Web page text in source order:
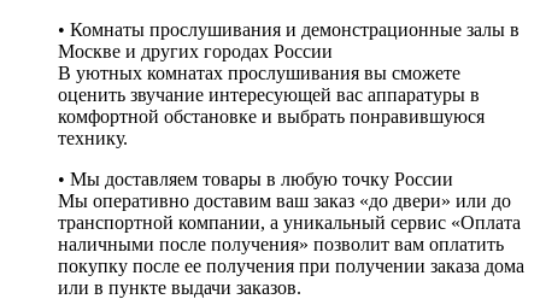
• Комнаты прослушивания и демонстрационные залы в
Москве и других городах России
В уютных комнатах прослушивания вы сможете
оценить звучание интересующей вас аппаратуры в
комфортной обстановке и выбрать понравившуюся
технику.
• Мы доставляем товары в любую точку России
Мы оперативно доставим ваш заказ «до двери» или до
транспортной компании, а уникальный сервис «Оплата
наличными после получения» позволит вам оплатить
покупку после ее получения при получении заказа дома
или в пункте выдачи заказов.